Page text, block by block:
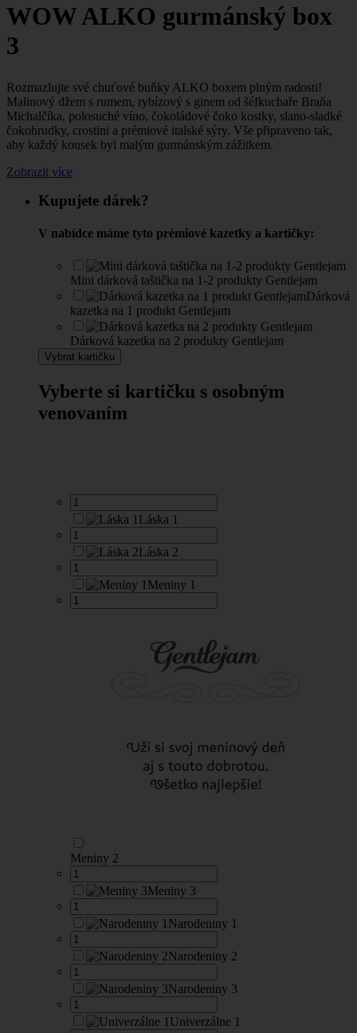
WOW ALKO gurmánský box
3
Rozmazlujte své chuťové buňky ALKO boxem plným radosti!
Malinový džem s rumem, rybízový s ginem od šéfkuchaře Braňa
Michalčíka, polosuché víno, čokoládové čoko kostky, slano-sladké
čokohrudky, crostini a prémiové italské sýry. Vše připraveno tak,
aby každý kousek byl malým gurmánským zážitkem.
Zobrazit více
Kupujete dárek?
V nabídce máme tyto prémiové kazetky a kartičky:
Mini dárková taštička na 1-2 produkty Gentlejam
Dárková
kazetka na 1 produkt Gentlejam
Dárková kazetka na 2 produkty Gentlejam
Vybrat kartičku
Vyberte si kartičku s osobným
venovaním
Láska 1
Láska 2
Meniny 1
Meniny 2
Meniny 3
Narodeniny 1
Narodeniny 2
Narodeniny 3
Univerzálne 1